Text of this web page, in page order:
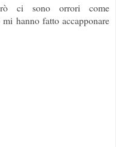
ci sono orrori come
hanno fatto accapponare